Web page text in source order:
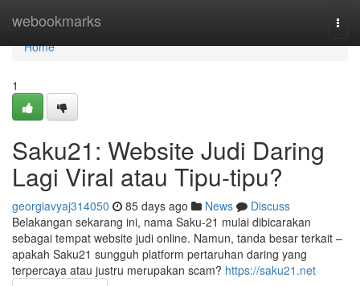
webookmarks
Home
Home
1
Saku21: Website Judi Daring
Lagi Viral atau Tipu-tipu?
georgiavyaj314050 85 days ago News
Discuss
Belakangan sekarang ini, nama Saku-21 mulai dibicarakan
sebagai tempat website judi online. Namun, tanda besar terkait –
apakah Saku21 sungguh platform pertaruhan daring yang
terpercaya atau justru merupakan scam? https://saku21.net